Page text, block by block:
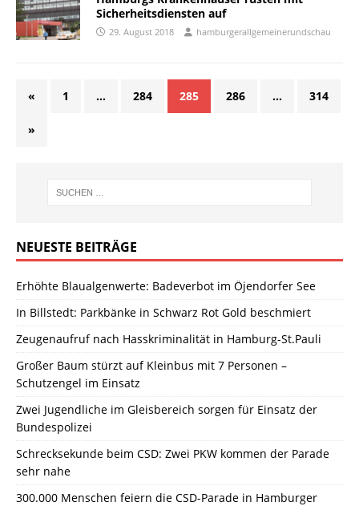
Sicherheitsdiensten auf
29. August 2018 hamburgerallgemeinerundschau
« 1 … 284 285 286 … 314
»
NEUESTE BEITRÄGE
Erhöhte Blaualgenwerte: Badeverbot im Öjendorfer See
In Billstedt: Parkbänke in Schwarz Rot Gold beschmiert
Zeugenaufruf nach Hasskriminalität in Hamburg-St.Pauli
Großer Baum stürzt auf Kleinbus mit 7 Personen –
Schutzengel im Einsatz
Zwei Jugendliche im Gleisbereich sorgen für Einsatz der
Bundespolizei
Schrecksekunde beim CSD: Zwei PKW kommen der Parade
sehr nahe
300.000 Menschen feiern die CSD-Parade in Hamburger